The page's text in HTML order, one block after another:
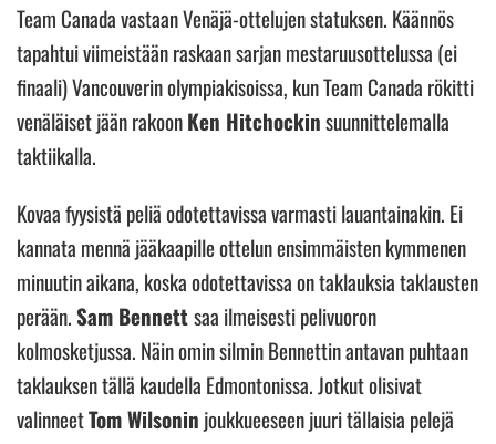
Team Canada vastaan Venäjä-ottelujen statuksen. Käännös
tapahtui viimeistään raskaan sarjan mestaruusottelussa (ei
finaali) Vancouverin olympiakisoissa, kun Team Canada rökitti
venäläiset jään rakoonKen Hitchockinsuunnittelemalla
taktiikalla.
Kovaa fyysistä peliä odotettavissa varmasti lauantainakin. Ei
kannata mennä jääkaapille ottelun ensimmäisten kymmenen
minuutin aikana, koska odotettavissa on taklauksia taklausten
perään.Sam Bennettsaa ilmeisesti pelivuoron
kolmosketjussa. Näin omin silmin Bennettin antavan puhtaan
taklauksen tällä kaudella Edmontonissa. Jotkut olisivat
valinneetTom Wilsonin joukkueeseen juuri tällaisia pelejä